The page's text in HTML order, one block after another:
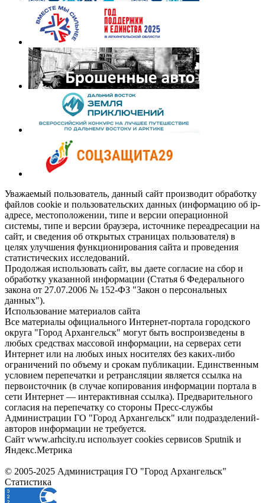
Уважаемый пользователь, данный сайт производит обработку
файлов cookie и пользовательских данных (информацию об ip-
адресе, местоположении, типе и версии операционной
системы, типе и версии браузера, источнике переадресации на
сайт, и сведения об открытых страницах пользователя) в
целях улучшения функционирования сайта и проведения
статистических исследований.
Продолжая использовать сайт, вы даете согласие на сбор и
обработку указанной информации (Статья 6 Федерального
закона от 27.07.2006 № 152-ФЗ "Закон о персональных
данных").
Использование материалов сайта
Все материалы официального Интернет-портала городского
округа "Город Архангельск" могут быть воспроизведены в
любых средствах массовой информации, на серверах сети
Интернет или на любых иных носителях без каких-либо
ограничений по объему и срокам публикации. Единственным
условием перепечатки и ретрансляции является ссылка на
первоисточник (в случае копирования информации портала в
сети Интернет — интерактивная ссылка). Предварительного
согласия на перепечатку со стороны Пресс-службы
Администрации ГО "Город Архангельск" или подразделений-
авторов информации не требуется.
Сайт www.arhcity.ru использует cookies сервисов Sputnik и
Яндекс.Метрика
© 2005-2025 Администрация ГО "Город Архангельск"
Статистика